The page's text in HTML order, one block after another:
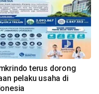
terus dorong
pelaku usaha di